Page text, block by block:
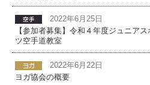
2022年6月25日
【参加者募集】令和４年度ジュニアス
ツ空手道教室
2022年6月22日
ヨガ協会の概要